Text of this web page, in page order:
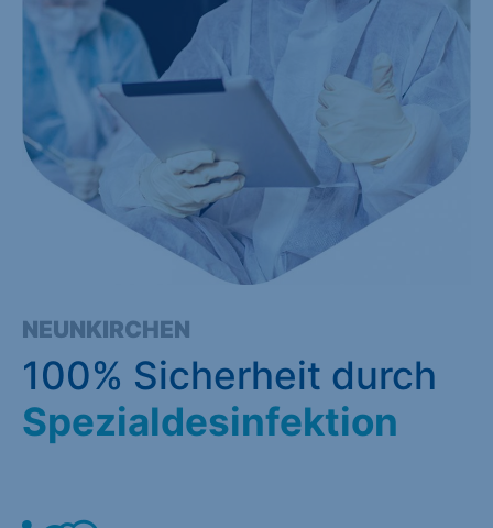
NEUNKIRCHEN
100% Sicherheit durch
Spezialdesinfektion